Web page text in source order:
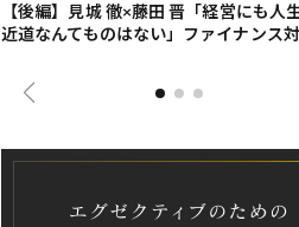
【後編】見城 徹×藤田 晋「経営にも人
近道なんてものはない」ファイナンス